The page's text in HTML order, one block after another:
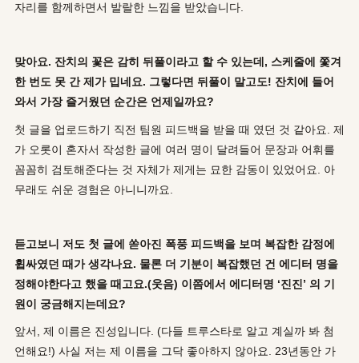
자리를 함께하면서 발랄한 느낌을 받았습니다.
맞아요. 잔치의 꽃은 감히 뒤풀이라고 할 수 있는데, 스케줄에 쫓겨
한 번도 못 간 제가 밉네요. 그렇다면 뒤풀이 말고도! 잔치에 들어
와서 가장 즐거웠던 순간은 언제일까요?
첫 글을 업로드하기 직전 팀원 피드백을 받을 때 였던 것 같아요. 제
가 오롯이 혼자서 작성한 글에 여러 명이 달려들어 문장과 어휘를
꼼꼼히 검토해준다는 것 자체가 제게는 묘한 감동이 있었어요. 아
무래도 쉬운 경험은 아니니까요.
듣고보니 저도 첫 글에 쏟아진 폭풍 피드백을 보며 복잡한 감정에
휩싸였던 때가 생각나요. 물론 더 기분이 복잡했던 건 에디터 명을
정해야한다고 했을 때고요.(웃음) 이쯤에서 에디터명 ‘진진’ 의 기
원이 궁금해지는데요?
앞서, 제 이름은 진성입니다. (다들 트루스타로 알고 계실까 봐 첨
언해요!) 사실 저는 제 이름을 그닥 좋아하지 않아요. 23년동안 가